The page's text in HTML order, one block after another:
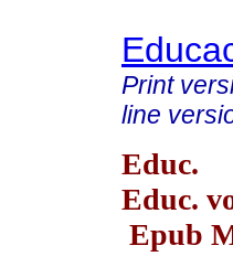
Print
line
Educ.
Educ.
Epub